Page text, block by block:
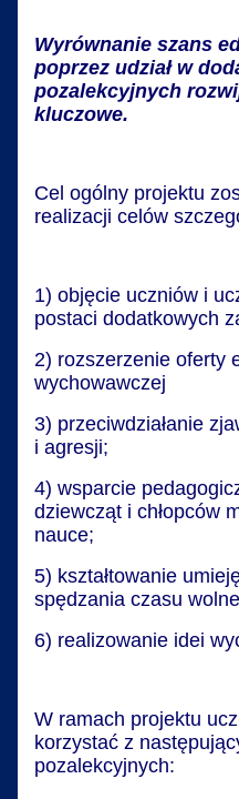
Wyrównanie szans
poprzez udział w
pozalekcyjnych
kluczowe.
Cel ogólny projektu
realizacji celów
1) objęcie uczniów i
postaci dodatkowych
2) rozszerzenie oferty
wychowawczej
3) przeciwdziałanie
i agresji;
4) wsparcie
dziewcząt i chłopców
nauce;
5) kształtowanie
spędzania czasu
6) realizowanie idei
W ramach projektu
korzystać z
pozalekcyjnych: